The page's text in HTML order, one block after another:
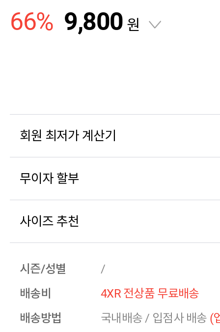
66% 9,800 원
회원 최저가 계산기
무이자 할부
사이즈 추천
시즌/성별
/
배송비
4XR 전상품 무료배송
배송방법
국내배송 / 입점사 배송 (